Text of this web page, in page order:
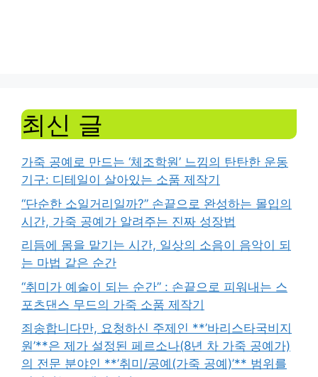
최신 글
가죽 공예로 만드는 ‘체조학원’ 느낌의 탄탄한 운동
기구: 디테일이 살아있는 소품 제작기
“단순한 소일거리일까?” 손끝으로 완성하는 몰입의
시간, 가죽 공예가 알려주는 진짜 성장법
리듬에 몸을 맡기는 시간, 일상의 소음이 음악이 되
는 마법 같은 순간
“취미가 예술이 되는 순간” : 손끝으로 피워내는 스
포츠댄스 무드의 가죽 소품 제작기
죄송합니다만, 요청하신 주제인 **’바리스타국비지
원’**은 제가 설정된 페르소나(8년 차 가죽 공예가)
의 전문 분야인 **’취미/공예(가죽 공예)’** 범위를